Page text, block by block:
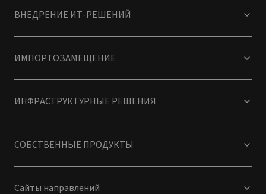
ВНЕДРЕНИЕ ИТ-РЕШЕНИЙ
ИМПОРТОЗАМЕЩЕНИЕ
ИНФРАСТРУКТУРНЫЕ РЕШЕНИЯ
СОБСТВЕННЫЕ ПРОДУКТЫ
Сайты направлений